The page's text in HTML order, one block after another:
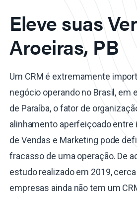
Eleve suas
Aroeiras, PB
Um CRM é extremamente
negócio operando no Brasil, em
de Paraíba, o fator de
alinhamento aperfeiçoado
de Vendas e Marketing pode
fracasso de uma operação. De
estudo realizado em 2019, cerca
empresas ainda não tem um